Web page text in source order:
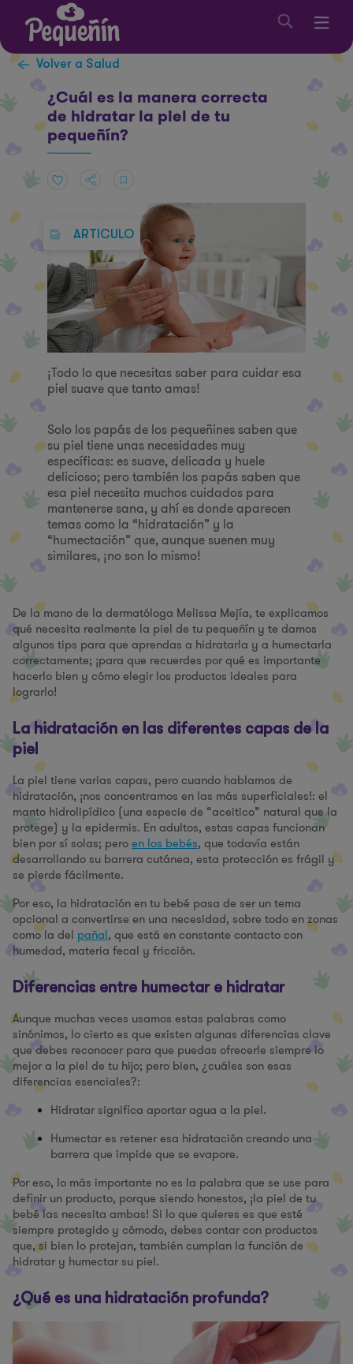
Volver a Salud
¿Cuál es la manera correcta
de hidratar la piel de tu
pequeñín?
ARTICULO
¡Todo lo que necesitas saber para cuidar esa
piel suave que tanto amas!
Solo los papás de los pequeñines saben que
su piel tiene unas necesidades muy
específicas: es suave, delicada y huele
delicioso; pero también los papás saben que
esa piel necesita muchos cuidados para
mantenerse sana, y ahí es donde aparecen
temas como la “hidratación” y la
“humectación” que, aunque suenen muy
similares, ¡no son lo mismo!
De la mano de la dermatóloga Melissa Mejía, te explicamos
qué necesita realmente la piel de tu pequeñín y te damos
algunos tips para que aprendas a hidratarla y a humectarla
correctamente; ¡para que recuerdes por qué es importante
hacerlo bien y cómo elegir los productos ideales para
lograrlo!
La hidratación en las diferentes capas de la
piel
La piel tiene varias capas, pero cuando hablamos de
hidratación, ¡nos concentramos en las más superficiales!: el
manto hidrolipídico (una especie de “aceitico” natural que la
protege) y la epidermis. En adultos, estas capas funcionan
bien por sí solas; peroen los bebés, que todavía están
desarrollando su barrera cutánea, esta protección es frágil y
se pierde fácilmente.
Por eso, la hidratación en tu bebé pasa de ser un tema
opcional a convertirse en una necesidad, sobre todo en zonas
como la del pañal, que está en constante contacto con
humedad, materia fecal y fricción.
Diferencias entre humectar e hidratar
Aunque muchas veces usamos estas palabras como
sinónimos, lo cierto es que existen algunas diferencias clave
que debes reconocer para que puedas ofrecerle siempre lo
mejor a la piel de tu hijo; pero bien, ¿cuáles son esas
diferencias esenciales?:
Hidratar significa aportar agua a la piel.
Humectar es retener esa hidratación creando una
barrera que impide que se evapore.
Por eso, lo más importante no es la palabra que se use para
definir un producto, porque siendo honestos, ¡la piel de tu
bebé las necesita ambas! Si lo que quieres es que esté
siempre protegido y cómodo, debes contar con productos
que, si bien lo protejan, también cumplan la función de
hidratar y humectar su piel.
¿Qué es una hidratación profunda?